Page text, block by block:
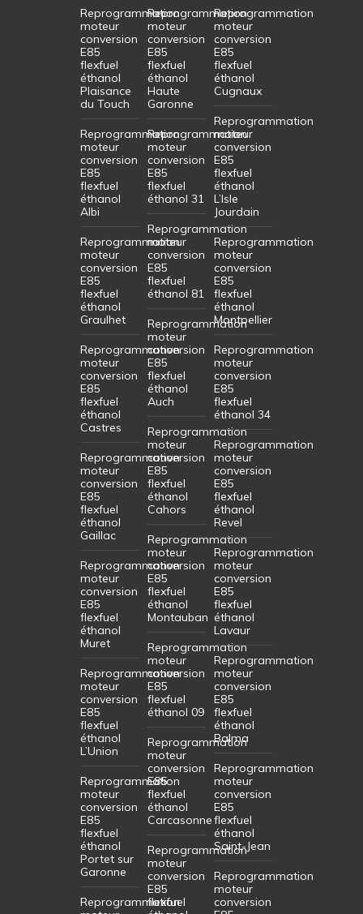
Reprogrammation
moteur
conversion
E85
flexfuel
éthanol
Plaisance
du Touch
Reprogrammation
moteur
conversion
E85
flexfuel
éthanol
Albi
Reprogrammation
moteur
conversion
E85
flexfuel
éthanol
Graulhet
Reprogrammation
moteur
conversion
E85
flexfuel
éthanol
Castres
Reprogrammation
moteur
conversion
E85
flexfuel
éthanol
Gaillac
Reprogrammation
moteur
conversion
E85
flexfuel
éthanol
Muret
Reprogrammation
moteur
conversion
E85
flexfuel
éthanol
L’Union
Reprogrammation
moteur
conversion
E85
flexfuel
éthanol
Portet sur
Garonne
Reprogrammation
Reprogrammation
moteur
conversion
E85
flexfuel
éthanol
Haute
Garonne
Reprogrammation
moteur
conversion
E85
flexfuel
éthanol 31
Reprogrammation
moteur
conversion
E85
flexfuel
éthanol 81
Reprogrammation
moteur
conversion
E85
flexfuel
éthanol
Auch
Reprogrammation
moteur
conversion
E85
flexfuel
éthanol
Cahors
Reprogrammation
moteur
conversion
E85
flexfuel
éthanol
Montauban
Reprogrammation
moteur
conversion
E85
flexfuel
éthanol 09
Reprogrammation
moteur
conversion
E85
flexfuel
éthanol
Carcasonne
Reprogrammation
moteur
conversion
E85
flexfuel
Reprogrammation
moteur
conversion
E85
flexfuel
éthanol
Cugnaux
Reprogrammation
moteur
conversion
E85
flexfuel
éthanol
L’Isle
Jourdain
Reprogrammation
moteur
conversion
E85
flexfuel
éthanol
Montpellier
Reprogrammation
moteur
conversion
E85
flexfuel
éthanol 34
Reprogrammation
moteur
conversion
E85
flexfuel
éthanol
Revel
Reprogrammation
moteur
conversion
E85
flexfuel
éthanol
Lavaur
Reprogrammation
moteur
conversion
E85
flexfuel
éthanol
Balma
Reprogrammation
moteur
conversion
E85
flexfuel
éthanol
Saint-Jean
Reprogrammation
moteur
conversion